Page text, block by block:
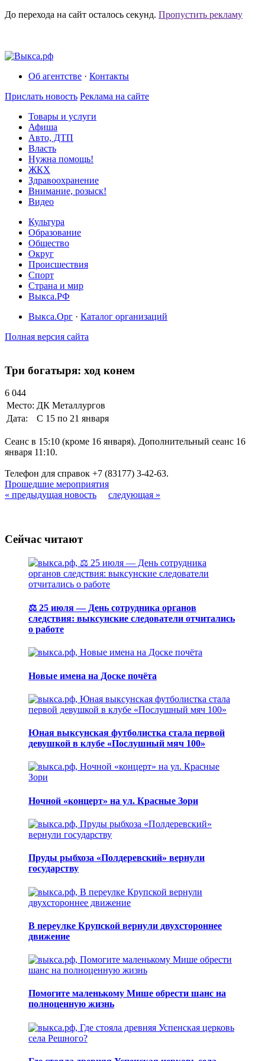
До перехода на сайт осталось секунд. Пропустить рекламу
Об агентстве · Контакты
Прислать новость Реклама на сайте
Товары и услуги
Афиша
Авто, ДТП
Власть
Нужна помощь!
ЖКХ
Здравоохранение
Внимание, розыск!
Видео
Культура
Образование
Общество
Округ
Происшествия
Спорт
Страна и мир
Выкса.РФ
Выкса.Орг · Каталог организаций
Полная версия сайта
Три богатыря: ход конем
6 044
Место: ДК Металлургов
Дата:
С 15 по 21 января
Сеанс в 15:10 (кроме 16 января). Дополнительный сеанс 16
января 11:10.
Телефон для справок +7 (83177) 3-42-63.
Прошедшие мероприятия
« предыдущая новость
следующая »
Сейчас читают
⚖️ 25 июля — День сотрудника органов
следствия: выксунские следователи отчитались
о работе
Новые имена на Доске почёта
Юная выксунская футболистка стала первой
девушкой в клубе «Послушный мяч 100»
Ночной «концерт» на ул. Красные Зори
Пруды рыбхоза «Полдеревский» вернули
государству
В переулке Крупской вернули двухстороннее
движение
Помогите маленькому Мише обрести шанс на
полноценную жизнь